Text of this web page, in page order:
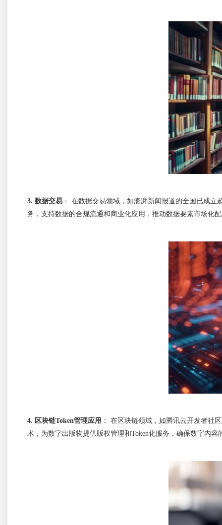
3. 数据交易 ：
在数据交易领域，如澎湃新闻报道的全国已成立
务，支持数据的合规流通和商业化应用，推动数据要素市场化
4. 区块链Token管理应用 ：
在区块链领域，如腾讯云开发者社
术，为数字出版物提供版权管理和Token化服务，确保数字内容